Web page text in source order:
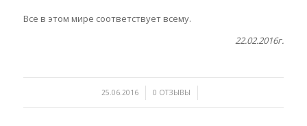
Все в этом мире соответствует всему.
22.02.2016г.
25.06.2016
/ 0 ОТЗЫВЫ
/